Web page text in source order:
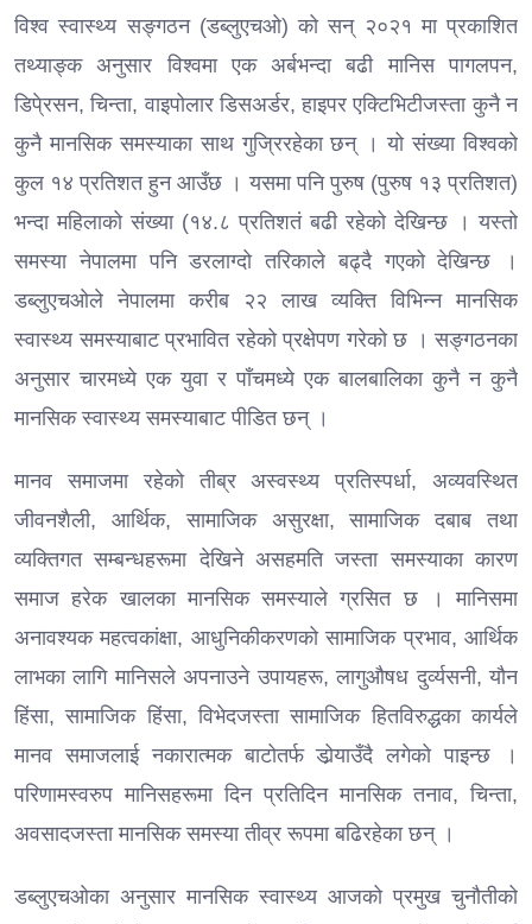
विश्व स्वास्थ्य सङ्गठन (डब्लुएचओ) को सन् २०२१ मा प्रकाशित
तथ्याङ्क अनुसार विश्वमा एक अर्बभन्दा बढी मानिस पागलपन,
डिपे्रसन, चिन्ता, वाइपोलार डिसअर्डर, हाइपर एक्टिभिटीजस्ता कुनै न
कुनै मानसिक समस्याका साथ गुज्रिरहेका छन् । यो संख्या विश्वको
कुल १४ प्रतिशत हुन आउँछ । यसमा पनि पुरुष (पुरुष १३ प्रतिशत)
भन्दा महिलाको संख्या (१४.८ प्रतिशतं बढी रहेको देखिन्छ । यस्तो
समस्या नेपालमा पनि डरलाग्दो तरिकाले बढ्दै गएको देखिन्छ ।
डब्लुएचओले नेपालमा करीब २२ लाख व्यक्ति विभिन्न मानसिक
स्वास्थ्य समस्याबाट प्रभावित रहेको प्रक्षेपण गरेको छ । सङ्गठनका
अनुसार चारमध्ये एक युवा र पाँचमध्ये एक बालबालिका कुनै न कुनै
मानसिक स्वास्थ्य समस्याबाट पीडित छन् ।
मानव समाजमा रहेको तीब्र अस्वस्थ्य प्रतिस्पर्धा, अव्यवस्थित
जीवनशैली, आर्थिक, सामाजिक असुरक्षा, सामाजिक दबाब तथा
व्यक्तिगत सम्बन्धहरूमा देखिने असहमति जस्ता समस्याका कारण
समाज हरेक खालका मानसिक समस्याले ग्रसित छ । मानिसमा
अनावश्यक महत्वकांक्षा, आधुनिकीकरणको सामाजिक प्रभाव, आर्थिक
लाभका लागि मानिसले अपनाउने उपायहरू, लागुऔषध दुर्व्यसनी, यौन
हिंसा, सामाजिक हिंसा, विभेदजस्ता सामाजिक हितविरुद्धका कार्यले
मानव समाजलाई नकारात्मक बाटोतर्फ डोर्‍याउँदै लगेको पाइन्छ ।
परिणामस्वरुप मानिसहरूमा दिन प्रतिदिन मानसिक तनाव, चिन्ता,
अवसादजस्ता मानसिक समस्या तीव्र रूपमा बढिरहेका छन् ।
डब्लुएचओका अनुसार मानसिक स्वास्थ्य आजको प्रमुख चुनौतीको